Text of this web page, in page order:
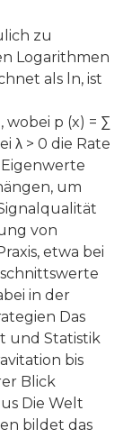
zu
Logarithmen
als ln, ist
p (x) = ∑
λ > 0 die Rate
Eigenwerte
um
von
etwa bei
in der
Das
und Statistik
bis
Blick
Die Welt
bildet das